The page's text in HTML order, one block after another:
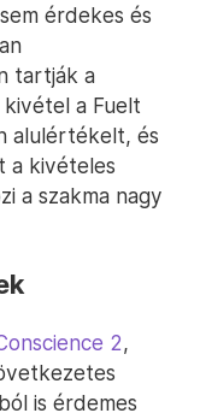
érdekes és
tartják a
a Fuelt
alulértékelt, és
a kivételes
a szakma nagy
2,
is érdemes